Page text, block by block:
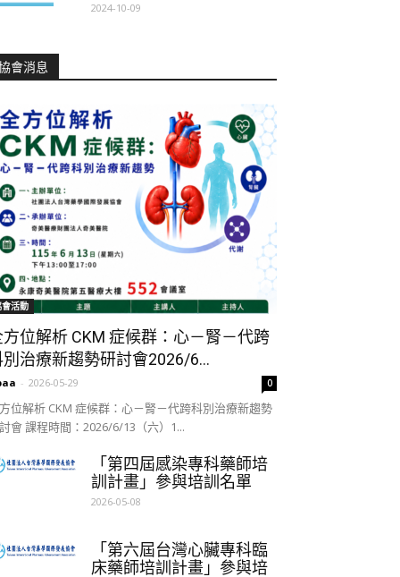
2024-10-09
會消息
活動
方位解析 CKM 症候群：心－腎－代跨
別治療新趨勢研討會2026/6...
- 2026-05-29 0
位解析 CKM 症候群：心－腎－代跨科別治療新趨勢
會 課程時間：2026/6/13（六）1...
「第四屆感染專科藥師培
訓計畫」參與培訓名單
2026-05-08
「第六屆台灣心臟專科臨
床藥師培訓計畫」參與培